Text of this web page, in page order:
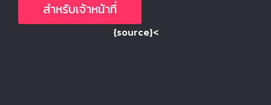
สำหรับเจ้าหน้าที่
{source}<